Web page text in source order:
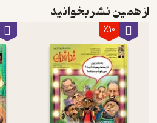
از همین نشر بخوانید
٪10